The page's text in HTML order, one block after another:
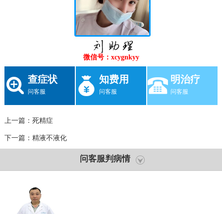
微信号：xcygnkyy
查症状
问客服
知费用
问客服
明治疗
问客服
上一篇： 死精症
下一篇： 精液不液化
问客服判病情